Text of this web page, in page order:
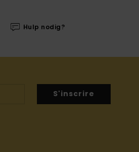
Hulp nodig?
S'inscrire